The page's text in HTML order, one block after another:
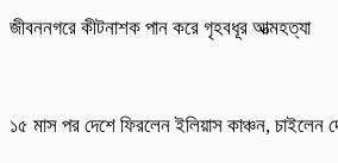
জীবননগরে কীটনাশক পান করে গৃহবধূর আত্মহত্যা
১৫ মাস পর দেশে ফিরলেন ইলিয়াস কাঞ্চন, চাইলেন